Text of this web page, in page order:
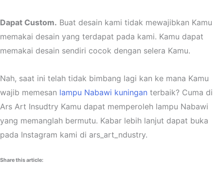
Dapat Custom. Buat desain kami tidak mewajibkan Kamu
memakai desain yang terdapat pada kami. Kamu dapat
memakai desain sendiri cocok dengan selera Kamu.
Nah, saat ini telah tidak bimbang lagi kan ke mana Kamu
wajib memesan lampu Nabawi kuningan terbaik? Cuma di
Ars Art Insudtry Kamu dapat memperoleh lampu Nabawi
yang memanglah bermutu. Kabar lebih lanjut dapat buka
pada Instagram kami di ars_art_ndustry.
Share this article: